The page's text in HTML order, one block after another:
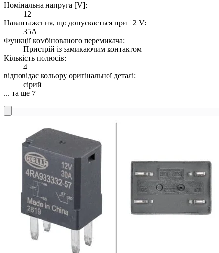
Номінальна напруга [V]:
12
Навантаження, що допускається при 12 V:
35A
Функції комбінованого перемикача:
Пристрій із замикаючим контактом
Кількість полюсів:
4
відповідає кольору оригінальної деталі:
сірий
... та ще 7